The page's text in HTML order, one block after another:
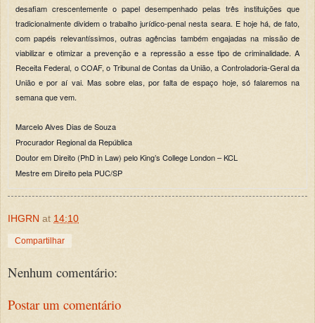
desafiam crescentemente o papel desempenhado pelas três instituições que
tradicionalmente dividem o trabalho jurídico-penal nesta seara. E hoje há, de fato,
com papéis relevantíssimos, outras agências também engajadas na missão de
viabilizar e otimizar a prevenção e a repressão a esse tipo de criminalidade. A
Receita Federal, o COAF, o Tribunal de Contas da União, a Controladoria-Geral da
União e por aí vai. Mas sobre elas, por falta de espaço hoje, só falaremos na
semana que vem.
Marcelo Alves Dias de Souza
Procurador Regional da República
Doutor em Direito (PhD in Law) pelo King’s College London – KCL
Mestre em Direito pela PUC/SP
IHGRN at 14:10
Compartilhar
Nenhum comentário:
Postar um comentário